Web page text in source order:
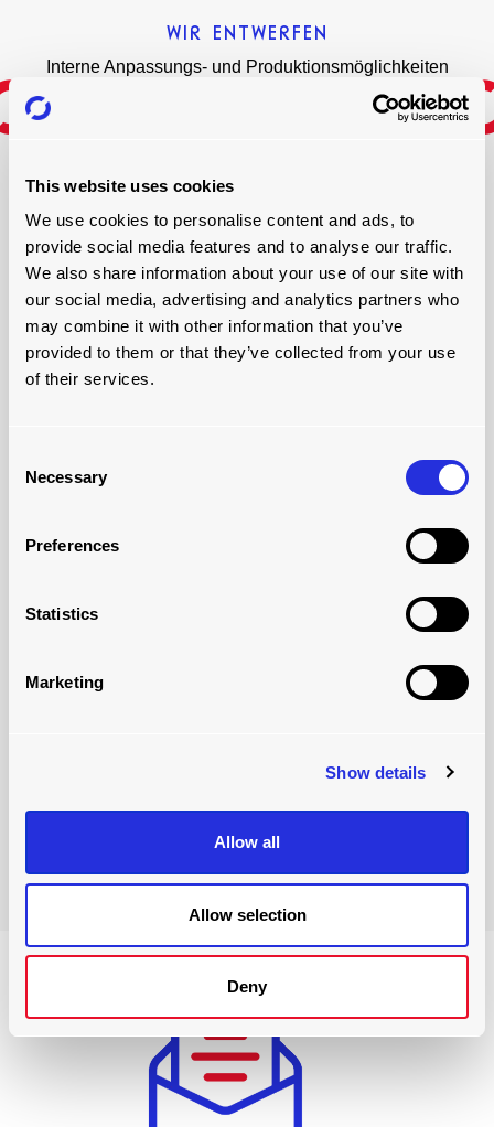
This website uses cookies
We use cookies to personalise content and ads, to
provide social media features and to analyse our traffic.
We also share information about your use of our site with
our social media, advertising and analytics partners who
may combine it with other information that you’ve
provided to them or that they’ve collected from your use
of their services.
Selection
Necessary
Preferences
Statistics
Marketing
Show details
Allow all
Allow selection
Deny
WIR ENTWERFEN
Interne Anpassungs- und Produktionsmöglichkeiten
Wartungspakete und Notdiensteinsätze